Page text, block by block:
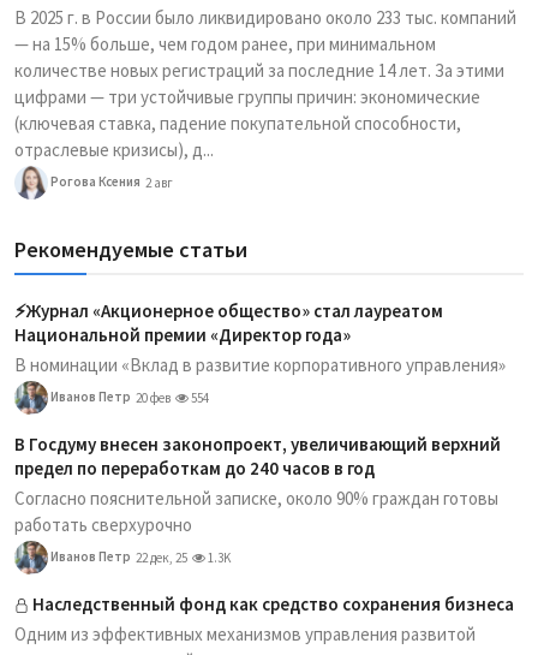
В 2025 г. в России было ликвидировано около 233 тыс. компаний
— на 15% больше, чем годом ранее, при минимальном
количестве новых регистраций за последние 14 лет. За этими
цифрами — три устойчивые группы причин: экономические
(ключевая ставка, падение покупательной способности,
отраслевые кризисы), д...
Рогова Ксения 2 авг
Рекомендуемые статьи
⚡️Журнал «Акционерное общество» стал лауреатом
Национальной премии «Директор года»
В номинации «Вклад в развитие корпоративного управления»
Иванов Петр 20 фев 554
В Госдуму внесен законопроект, увеличивающий верхний
предел по переработкам до 240 часов в год
Согласно пояснительной записке, около 90% граждан готовы
работать сверхурочно
Иванов Петр 22 дек, 25 1.3K
Наследственный фонд как средство сохранения бизнеса
Одним из эффективных механизмов управления развитой